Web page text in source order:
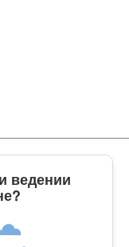
ведении